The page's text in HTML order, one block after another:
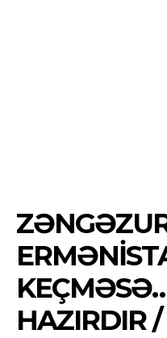
HAZIRDIR